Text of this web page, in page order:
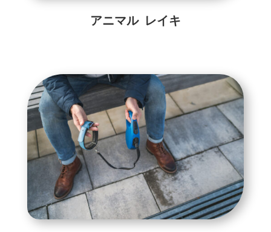
アニマル レイキ